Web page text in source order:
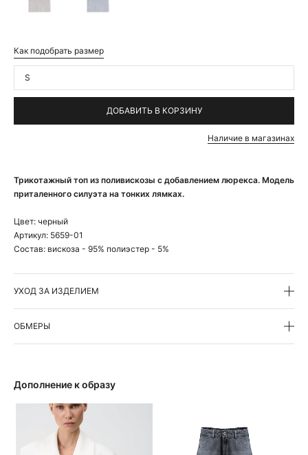
Трикотажный топ из поливискозы с добавлением люрекса. Модель
приталенного силуэта на тонких лямках.
Цвет: черный
Артикул: 5659-01
Состав: вискоза - 95% полиэстер - 5%
УХОД ЗА ИЗДЕЛИЕМ
ОБМЕРЫ
Как подобрать размер
S
ДОБАВИТЬ В КОРЗИНУ
Наличие в магазинах
Дополнение к образу